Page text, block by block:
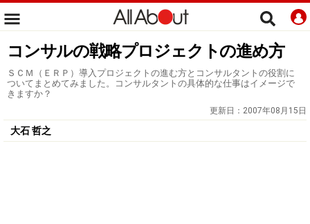
コンサルの戦略プロジェクトの進め方
ＳＣＭ（ＥＲＰ）導入プロジェクトの進む方とコンサルタントの役割に
ついてまとめてみました。コンサルタントの具体的な仕事はイメージで
きますか？
更新日： 2007年08月15日
大石 哲之